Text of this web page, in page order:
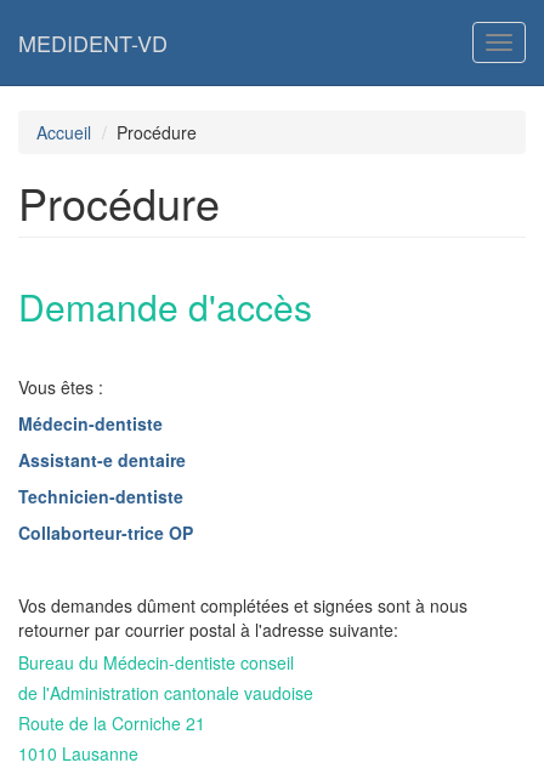
principal
MEDIDENT-VD
Accueil Procédure
Procédure
Demande d'accès
Vous êtes :
Médecin-dentiste
Assistant-e dentaire
Technicien-dentiste
Collaborteur-trice OP
Vos demandes dûment complétées et signées sont à nous
retourner par courrier postal à l'adresse suivante:
Bureau du Médecin-dentiste conseil
de l'Administration cantonale vaudoise
Route de la Corniche 21
1010 Lausanne